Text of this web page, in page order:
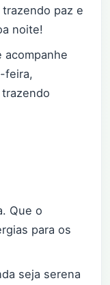
paz e
noite!
acompanhe
feira,
Que o
para os
seja serena